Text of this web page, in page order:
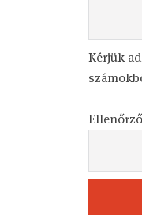
Kérjük